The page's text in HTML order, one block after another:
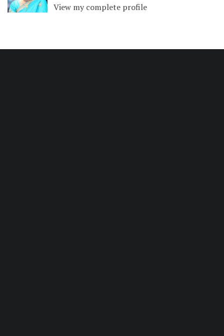
View my complete profile